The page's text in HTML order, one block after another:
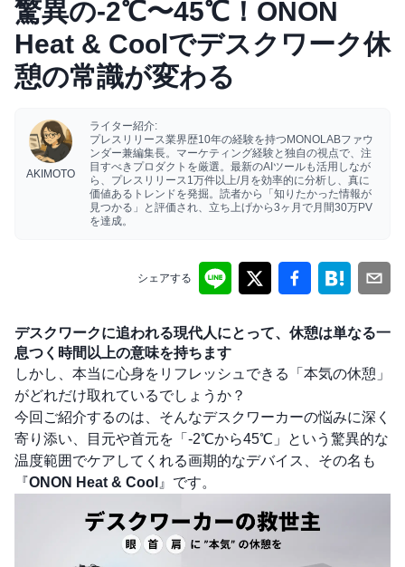
驚異の-2℃〜45℃！ONON
Heat & Coolでデスクワーク休
憩の常識が変わる
AKIMOTO
ライター紹介:
プレスリリース業界歴10年の経験を持つMONOLABファウ
ンダー兼編集長。マーケティング経験と独自の視点で、注
目すべきプロダクトを厳選。最新のAIツールも活用しなが
ら、プレスリリース1万件以上/月を効率的に分析し、真に
価値あるトレンドを発掘。読者から「知りたかった情報が
見つかる」と評価され、立ち上げから3ヶ月で月間30万PV
を達成。
シェアする
デスクワークに追われる現代人にとって、休憩は単なる一
息つく時間以上の意味を持ちます
しかし、本当に心身をリフレッシュできる「本気の休憩」
がどれだけ取れているでしょうか？
今回ご紹介するのは、そんなデスクワーカーの悩みに深く
寄り添い、目元や首元を「-2℃から45℃」という驚異的な
温度範囲でケアしてくれる画期的なデバイス、その名も
『ONON Heat & Cool 』です。